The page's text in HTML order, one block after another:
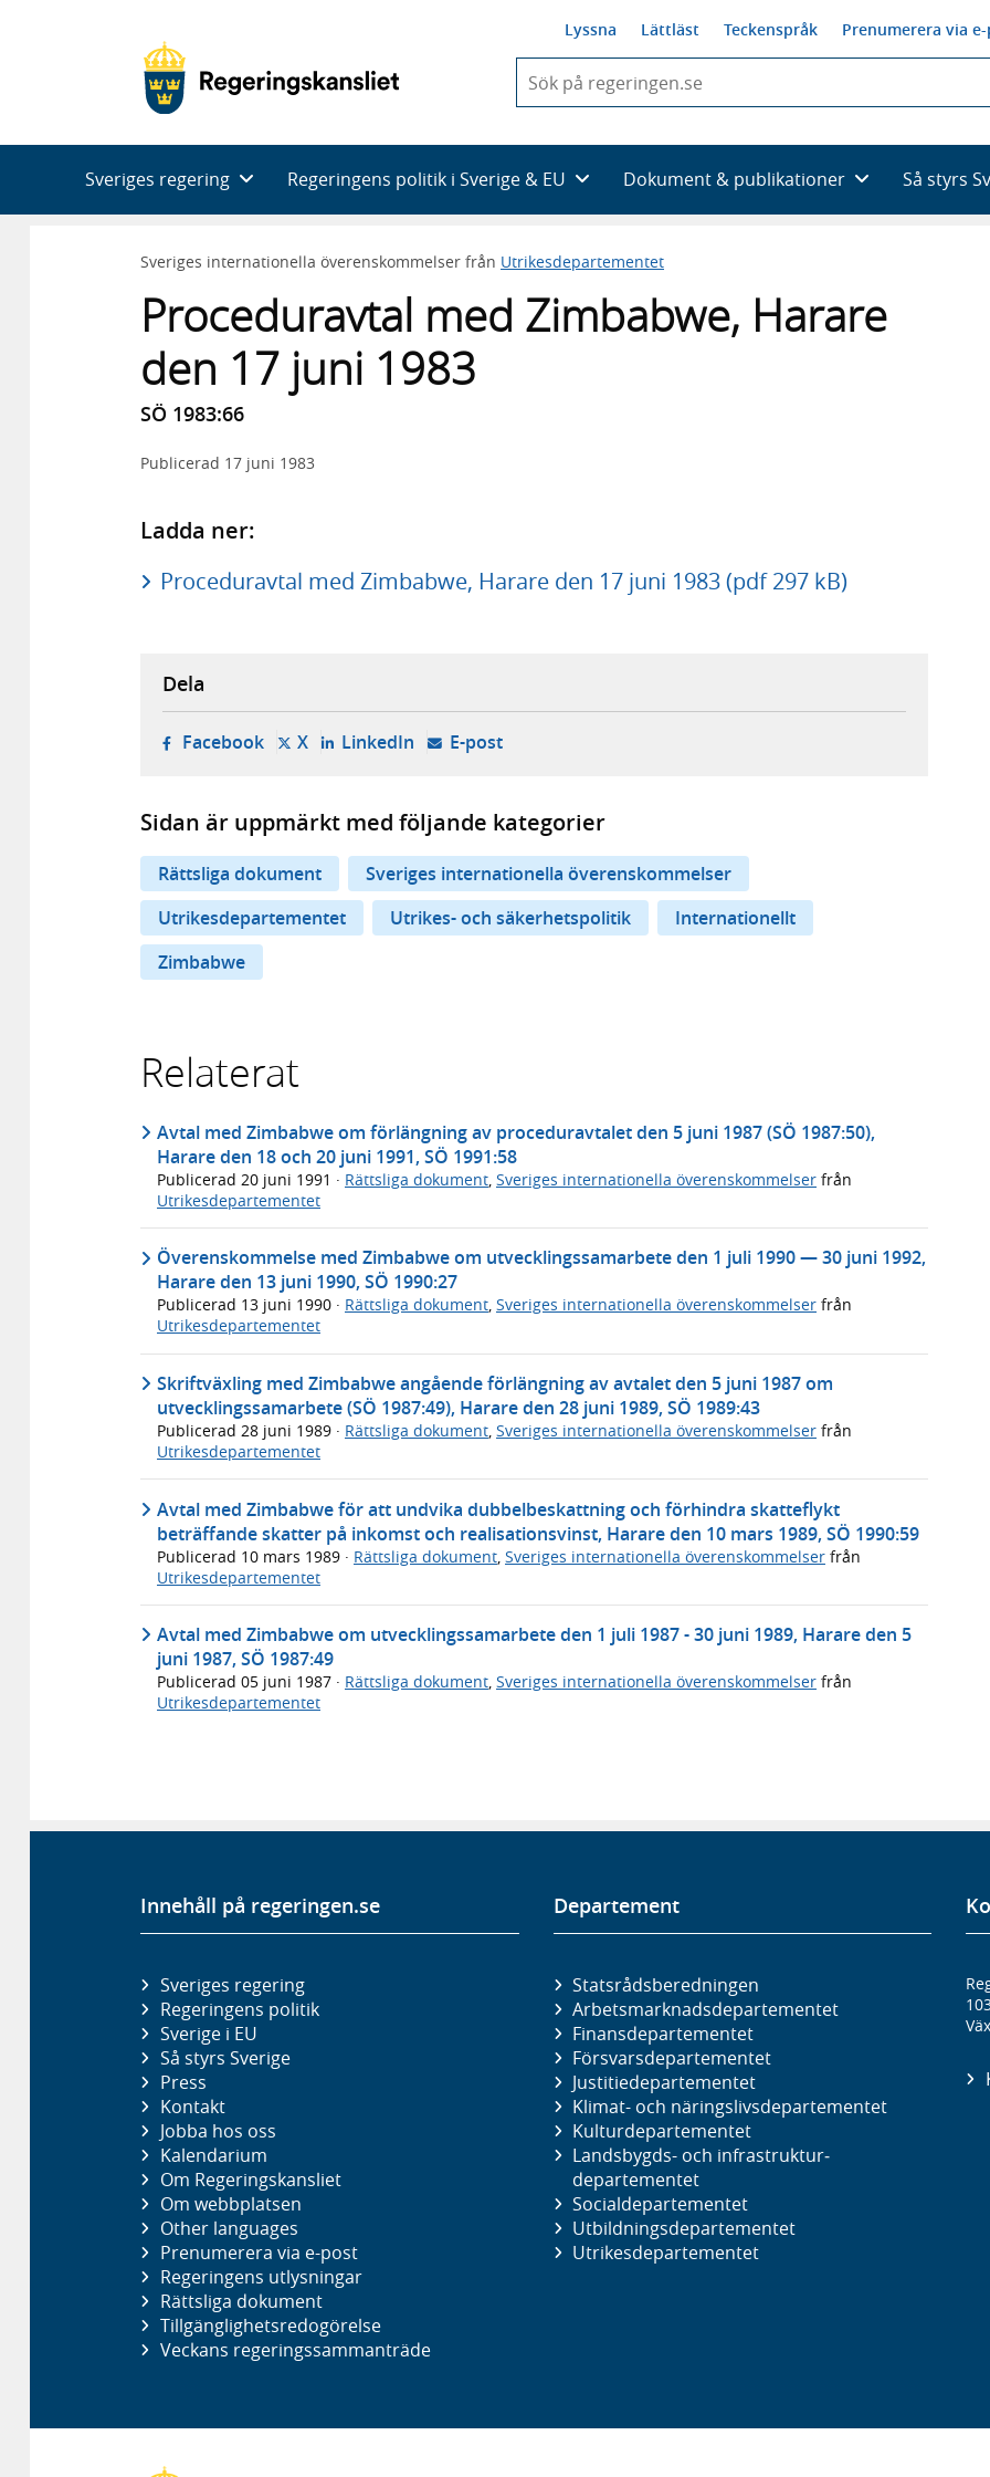
Lyssna Lättläst Teckenspråk Prenumerera via
du
skriva
framträder
en
med
Sveriges regering Regeringens politik i Sverige & EU Dokument & publikationer Så styrs
Sveriges internationella överenskommelser från Utrikesdepartementet
Proceduravtal med Zimbabwe, Harare
den 17 juni 1983
SÖ 1983:66
Publicerad 17 juni 1983
Ladda ner:
Proceduravtal med Zimbabwe, Harare den 17 juni 1983 (pdf 297 kB)
Dela
Facebook- öppnas i ny flik, extern webbplats,
X- öppnas i ny flik, extern webbplats,
LinkedIn- öppnas i ny flik, extern webbplats,
E-post- öppnar din e-postklient,
Sidan är uppmärkt med följande kategorier
Rättsliga dokument
Sveriges internationella överenskommelser
Utrikesdepartementet
Utrikes- och säkerhetspolitik
Internationellt
Zimbabwe
Relaterat
Avtal med Zimbabwe om förlängning av proceduravtalet den 5 juni 1987 (SÖ 1987:50),
Harare den 18 och 20 juni 1991, SÖ 1991:58
Publicerad 20 juni 1991 · Rättsliga dokument Sveriges internationella överenskommelser från
Utrikesdepartementet
Överenskommelse med Zimbabwe om utvecklingssamarbete den 1 juli 1990 — 30 juni 1992,
Harare den 13 juni 1990, SÖ 1990:27
Publicerad 13 juni 1990 · Rättsliga dokument, Sveriges internationella överenskommelser från
Utrikesdepartementet
Skriftväxling med Zimbabwe angående förlängning av avtalet den 5 juni 1987 om
utvecklingssamarbete (SÖ 1987:49), Harare den 28 juni 1989, SÖ 1989:43
Publicerad 28 juni 1989 · Rättsliga dokument, Sveriges internationella överenskommelser från
Utrikesdepartementet
Avtal med Zimbabwe för att undvika dubbelbeskattning och förhindra skatteflykt
beträffande skatter på inkomst och realisationsvinst, Harare den 10 mars 1989, SÖ 1990:59
Publicerad 10 mars 1989 · Rättsliga dokument Sveriges internationella överenskommelser från
Utrikesdepartementet
Avtal med Zimbabwe om utvecklingssamarbete den 1 juli 1987 - 30 juni 1989, Harare den 5
juni 1987, SÖ 1987:49
Publicerad 05 juni 1987 · Rättsliga dokument, Sveriges internationella överenskommelser från
Utrikesdepartementet
Innehåll på regeringen.se
Sveriges regering
Regeringens politik
Sverige i EU
Så styrs Sverige
Press
Kontakt
Jobba hos oss
Kalendarium
Om Regeringskansliet
Om webbplatsen
Other languages
Prenumerera via e-post
Regeringens utlysningar
Rättsliga dokument
Tillgänglighetsredogörelse
Veckans regeringssammanträde
Departement
Statsrådsberedningen
Arbetsmarknads­departementet
Finans­departementet
Försvars­departementet
Justitie­departementet
Klimat- och näringslivs­departementet
Kultur­departementet
Landsbygds- och infrastruktur­
departementet
Social­departementet
Utbildnings­departementet
Utrikes­departementet